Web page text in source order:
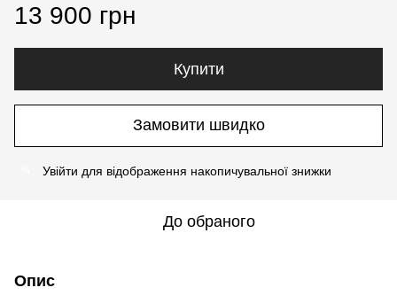
13 900 грн
Купити
Замовити швидко
Увійти для відображення накопичувальної знижки
До обраного
Опис